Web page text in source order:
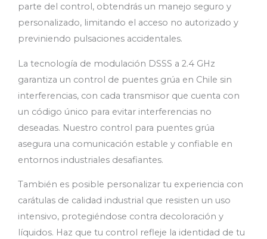
parte del control, obtendrás un manejo seguro y
personalizado, limitando el acceso no autorizado y
previniendo pulsaciones accidentales.
La tecnología de modulación DSSS a 2.4 GHz
garantiza un control de puentes grúa en Chile sin
interferencias, con cada transmisor que cuenta con
un código único para evitar interferencias no
deseadas. Nuestro control para puentes grúa
asegura una comunicación estable y confiable en
entornos industriales desafiantes.
También es posible personalizar tu experiencia con
carátulas de calidad industrial que resisten un uso
intensivo, protegiéndose contra decoloración y
líquidos. Haz que tu control refleje la identidad de tu